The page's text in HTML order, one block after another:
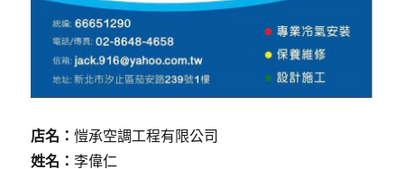
店名：愷承空調工程有限公司
姓名：李偉仁